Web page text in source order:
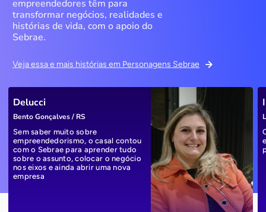
empreendedores têm para
transformar negócios, realidades e
histórias de vida, com o apoio do
Sebrae.
Veja essa e mais histórias em Personagens Sebrae
Delucci
Bento Gonçalves / RS
Sem saber muito sobre
empreendedorismo, o casal contou
com o Sebrae para aprender tudo
sobre o assunto, colocar o negócio
nos eixos e ainda abrir uma nova
empresa